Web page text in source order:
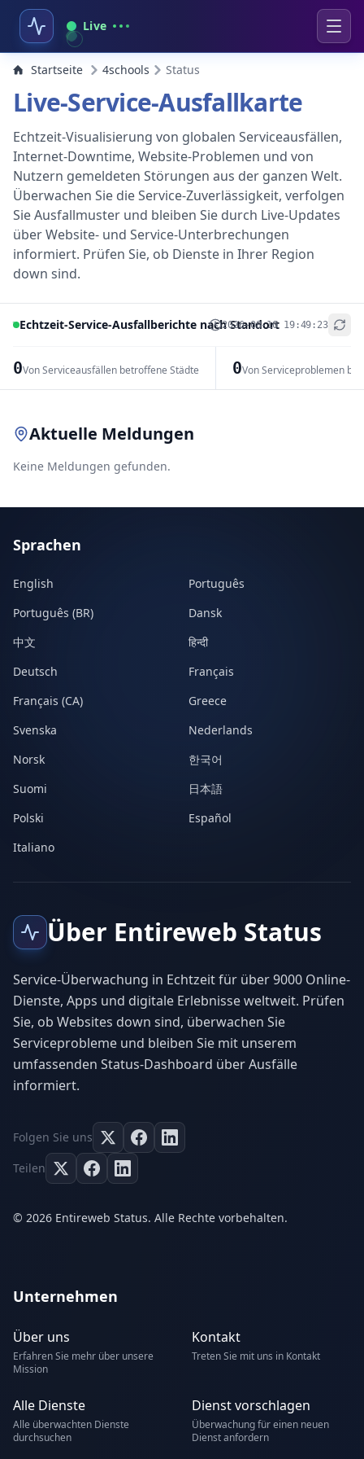
Live
Startseite 4schools Status
Live-Service-Ausfallkarte
Echtzeit-Visualisierung von globalen Serviceausfällen,
Internet-Downtime, Website-Problemen und von
Nutzern gemeldeten Störungen aus der ganzen Welt.
Überwachen Sie die Service-Zuverlässigkeit, verfolgen
Sie Ausfallmuster und bleiben Sie durch Live-Updates
über Website- und Service-Unterbrechungen
informiert. Prüfen Sie, ob Dienste in Ihrer Region
down sind.
Echtzeit-Service-Ausfallberichte nach Standort
2026-08-10 19:49:23
0Von Serviceausfällen betroffene Städte 0Von Serviceproblemen
+
Aktuelle Meldungen
Keine Meldungen gefunden.
Sprachen
English
Português
Português (BR)
Dansk
中文
हिन्दी
Deutsch
Français
Français (CA)
Greece
Svenska
Nederlands
Norsk
한국어
Suomi
日本語
Polski
Español
Italiano
Über Entireweb Status
Service-Überwachung in Echtzeit für über 9000 Online-
Dienste, Apps und digitale Erlebnisse weltweit. Prüfen
Sie, ob Websites down sind, überwachen Sie
Serviceprobleme und bleiben Sie mit unserem
umfassenden Status-Dashboard über Ausfälle
informiert.
Folgen Sie uns
Teilen
© 2026 Entireweb Status. Alle Rechte vorbehalten.
Unternehmen
Über uns
Erfahren Sie mehr über unsere
Mission
Kontakt
Treten Sie mit uns in Kontakt
Alle Dienste
Alle überwachten Dienste
durchsuchen
Dienst vorschlagen
Überwachung für einen neuen
Dienst anfordern